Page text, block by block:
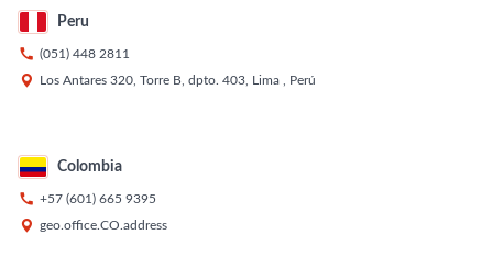
Peru
 (051) 448 2811
 Los Antares 320, Torre B, dpto. 403, Lima , Perú
Colombia
 +57 (601) 665 9395
 geo.office.CO.address